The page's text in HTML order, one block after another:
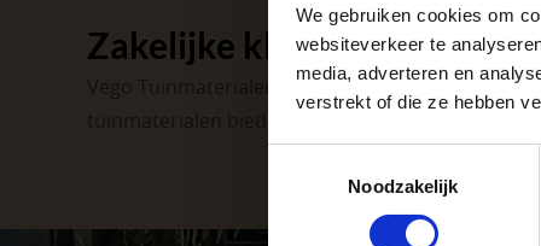
We gebruiken cookies om
websiteverkeer te
media, adverteren en
verstrekt of die ze hebben
Noodzakelijk
Zakelijke klant worden
Vego Tuinmaterialen is de meest geschikte
tuinmaterialen bieden wij een breed assortiment
Afsluiting
Met vier
tuinproject.